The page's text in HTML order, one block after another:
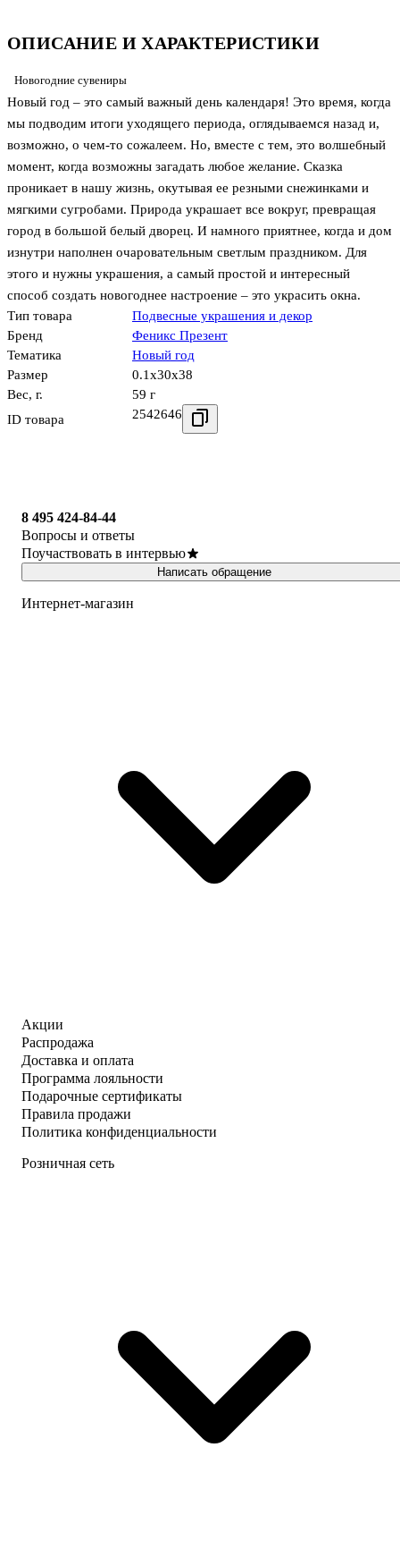
ОПИСАНИЕ И ХАРАКТЕРИСТИКИ
Новогодние сувениры
Новый год – это самый важный день календаря! Это время, когда
мы подводим итоги уходящего периода, оглядываемся назад и,
возможно, о чем-то сожалеем. Но, вместе с тем, это волшебный
момент, когда возможны загадать любое желание. Сказка
проникает в нашу жизнь, окутывая ее резными снежинками и
мягкими сугробами. Природа украшает все вокруг, превращая
город в большой белый дворец. И намного приятнее, когда и дом
изнутри наполнен очаровательным светлым праздником. Для
этого и нужны украшения, а самый простой и интересный
способ создать новогоднее настроение – это украсить окна.
Тип товара
Подвесные украшения и декор
Бренд
Феникс Презент
Тематика
Новый год
Размер
0.1x30x38
Вес, г.
59 г
ID товара
2542646
8 495 424-84-44
Вопросы и ответы
Поучаствовать в интервью
Написать обращение
Интернет-магазин
Акции
Распродажа
Доставка и оплата
Программа лояльности
Подарочные сертификаты
Правила продажи
Политика конфиденциальности
Розничная сеть